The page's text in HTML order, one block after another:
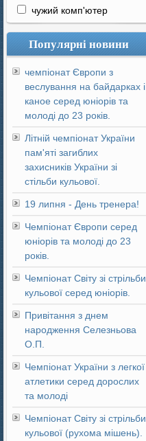
чужий комп'ютер
Популярні новини
чемпіонат Європи з
веслування на байдарках і
каное серед юніорів та
молоді до 23 років.
Літній чемпіонат України
пам'яті загиблих
захисників України зі
стільби кульової.
19 липня - День тренера!
Чемпіонат Європи серед
юніорів та молоді до 23
років.
Чемпіонат Світу зі стрільби
кульової серед юніорів.
Привітання з днем
народження Селезньова
О.П.
Чемпіонат України з легкої
атлетики серед дорослих
та молоді
Чемпіонат Світу зі стрільби
кульової (рухома мішень).